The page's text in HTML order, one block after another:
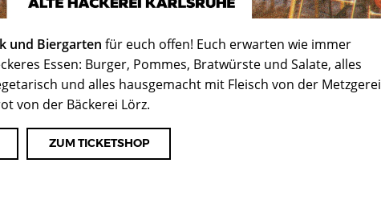
und Biergarten für euch offen! Euch erwarten wie immer
Essen: Burger, Pommes, Bratwürste und Salate, alles
und alles hausgemacht mit Fleisch von der Metzgerei
von der Bäckerei Lörz.
ZUM TICKETSHOP